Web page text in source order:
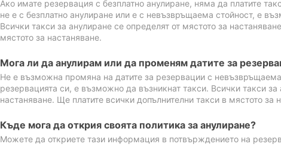
Ако имате резервация с безплатно анулиране, няма да платите
не е с безплатно анулиране или е с невъзвръщаема стойност, е
Всички такси за анулиране се определят от мястото за
мястото за настаняване.
Мога ли да анулирам или да променям датите за
Не е възможна промяна на датите за резервации с
резервацията си, е възможно да възникнат такси. Всички такси за
настаняване. Ще платите всички допълнителни такси в мястото за
Къде мога да открия своята политика за анулиране?
Можете да откриете тази информация в потвърждението на